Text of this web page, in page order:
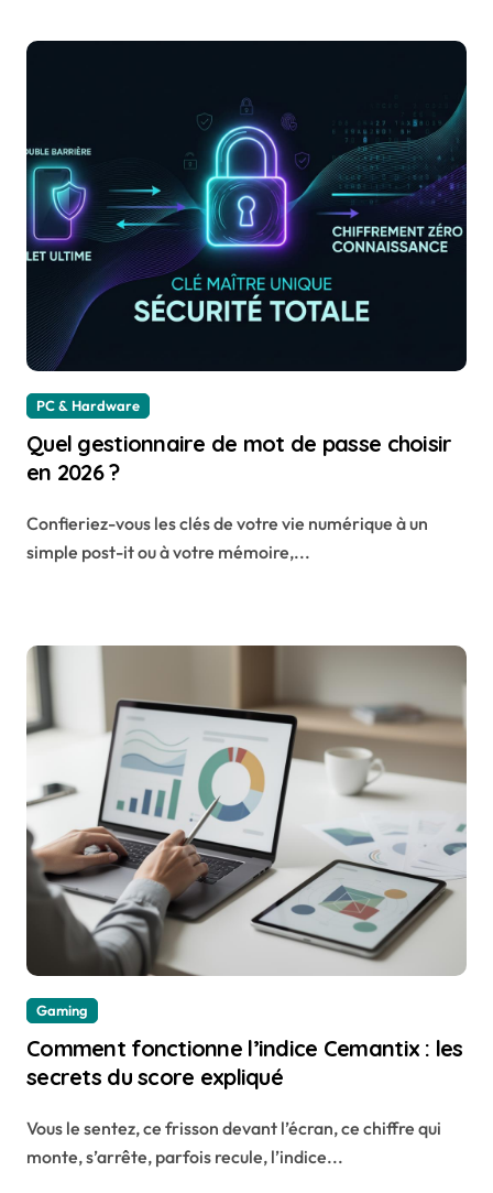
PC & Hardware
Quel gestionnaire de mot de passe choisir
en 2026 ?
Confieriez-vous les clés de votre vie numérique à un
simple post-it ou à votre mémoire,...
Gaming
Comment fonctionne l’indice Cemantix : les
secrets du score expliqué
Vous le sentez, ce frisson devant l’écran, ce chiffre qui
monte, s’arrête, parfois recule, l’indice...